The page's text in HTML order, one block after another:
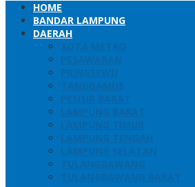
HOME
BANDAR LAMPUNG
DAERAH
KOTA METRO
PESAWARAN
PRINGSEWU
TANGGAMUS
PESISIR BARAT
LAMPUNG BARAT
LAMPUNG TIMUR
LAMPUNG TENGAH
LAMPUNG SELATAN
TULANGBAWANG
TULANGBAWANG BARAT